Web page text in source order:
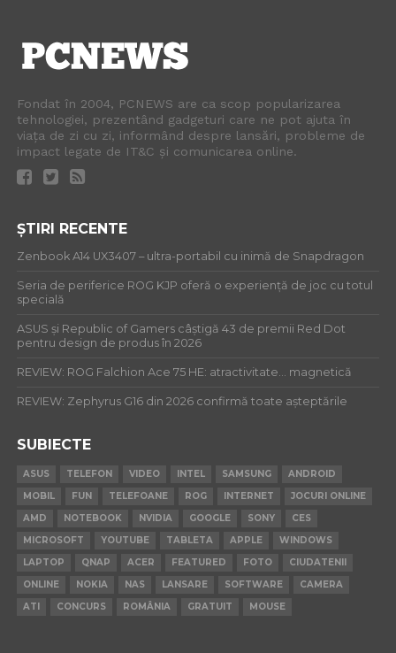
Fondat în 2004, PCNEWS are ca scop popularizarea
tehnologiei, prezentând gadgeturi care ne pot ajuta în
viața de zi cu zi, informând despre lansări, probleme de
impact legate de IT&C și comunicarea online.
ȘTIRI RECENTE
Zenbook A14 UX3407 – ultra-portabil cu inimă de Snapdragon
Seria de periferice ROG KJP oferă o experiență de joc cu totul
specială
ASUS și Republic of Gamers câștigă 43 de premii Red Dot
pentru design de produs în 2026
REVIEW: ROG Falchion Ace 75 HE: atractivitate… magnetică
REVIEW: Zephyrus G16 din 2026 confirmă toate așteptările
SUBIECTE
ASUS TELEFON VIDEO INTEL SAMSUNG
ANDROID
MOBIL
FUN TELEFOANE ROG INTERNET
JOCURI ONLINE
AMD
NOTEBOOK NVIDIA GOOGLE SONY
CES
MICROSOFT
YOUTUBE TABLETA APPLE
WINDOWS
LAPTOP
QNAP ACER FEATURED FOTO
CIUDATENII
ONLINE
NOKIA NAS LANSARE SOFTWARE
CAMERA
ATI
CONCURS ROMÂNIA GRATUIT MOUSE